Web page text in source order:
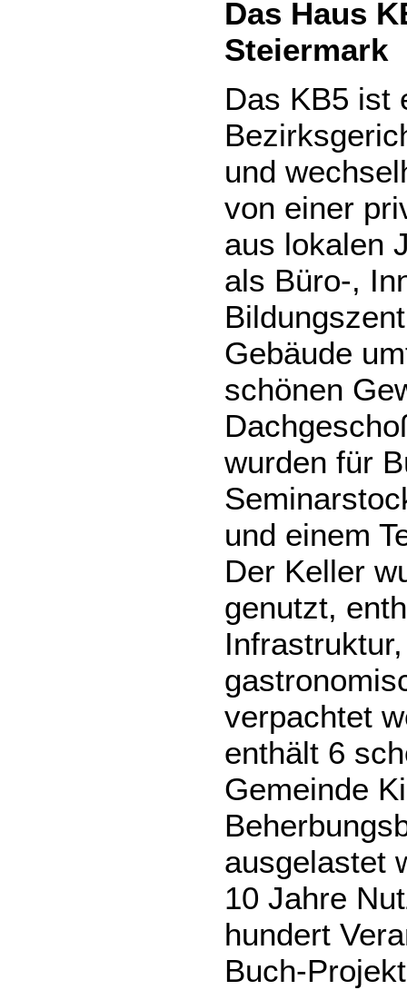
Das Haus
Steiermark
Das KB5 ist
und
von einer
aus lokalen
als Büro-,
Gebäude
schönen
wurden für
und einem
Der Keller
genutzt,
verpachtet
enthält 6
Gemeinde
ausgelastet
10 Jahre
hundert
Buch-